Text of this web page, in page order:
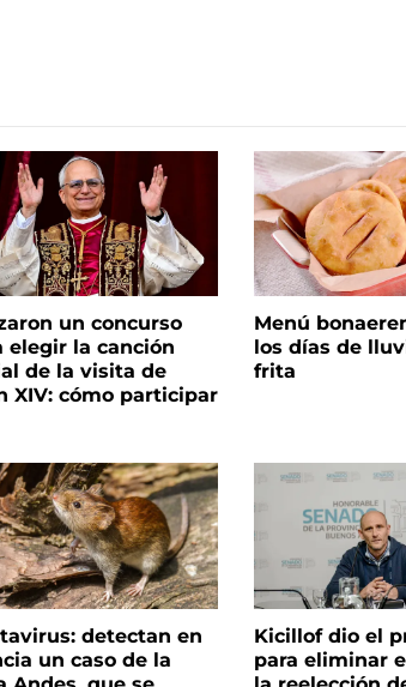
un concurso
elegir la canción
de la visita de
XIV: cómo participar
Menú
los días de
frita
detectan en
un caso de la
Kicillof dio el
para eliminar